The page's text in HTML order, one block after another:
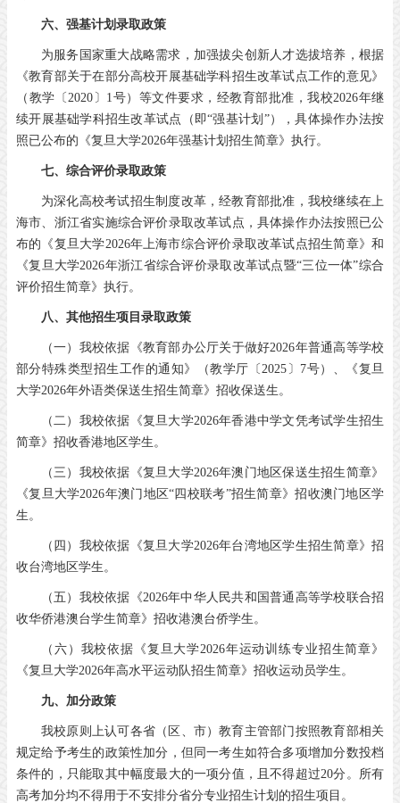
六、强基计划录取政策
为服务国家重大战略需求，加强拔尖创新人才选拔培养，根据
《教育部关于在部分高校开展基础学科招生改革试点工作的意见》
（教学〔2020〕1号）等文件要求，经教育部批准，我校2026年继
续开展基础学科招生改革试点（即“强基计划”），具体操作办法按
照已公布的《复旦大学2026年强基计划招生简章》执行。
七、综合评价录取政策
为深化高校考试招生制度改革，经教育部批准，我校继续在上
海市、浙江省实施综合评价录取改革试点，具体操作办法按照已公
布的《复旦大学2026年上海市综合评价录取改革试点招生简章》和
《复旦大学2026年浙江省综合评价录取改革试点暨“三位一体”综合
评价招生简章》执行。
八、其他招生项目录取政策
（一）我校依据《教育部办公厅关于做好2026年普通高等学校
部分特殊类型招生工作的通知》（教学厅〔2025〕7号）、《复旦
大学2026年外语类保送生招生简章》招收保送生。
（二）我校依据《复旦大学2026年香港中学文凭考试学生招生
简章》招收香港地区学生。
（三）我校依据《复旦大学2026年澳门地区保送生招生简章》
《复旦大学2026年澳门地区“四校联考”招生简章》招收澳门地区学
生。
（四）我校依据《复旦大学2026年台湾地区学生招生简章》招
收台湾地区学生。
（五）我校依据《2026年中华人民共和国普通高等学校联合招
收华侨港澳台学生简章》招收港澳台侨学生。
（六）我校依据《复旦大学2026年运动训练专业招生简章》
《复旦大学2026年高水平运动队招生简章》招收运动员学生。
九、加分政策
我校原则上认可各省（区、市）教育主管部门按照教育部相关
规定给予考生的政策性加分，但同一考生如符合多项增加分数投档
条件的，只能取其中幅度最大的一项分值，且不得超过20分。所有
高考加分均不得用于不安排分省分专业招生计划的招生项目。